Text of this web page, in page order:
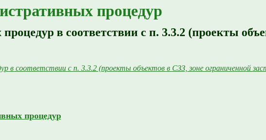
процедур
в соответствии с п. 3.3.2 (проекты
соответствии с п. 3.3.2 (проекты объектов в СЗЗ, зоне ограниченной
процедур